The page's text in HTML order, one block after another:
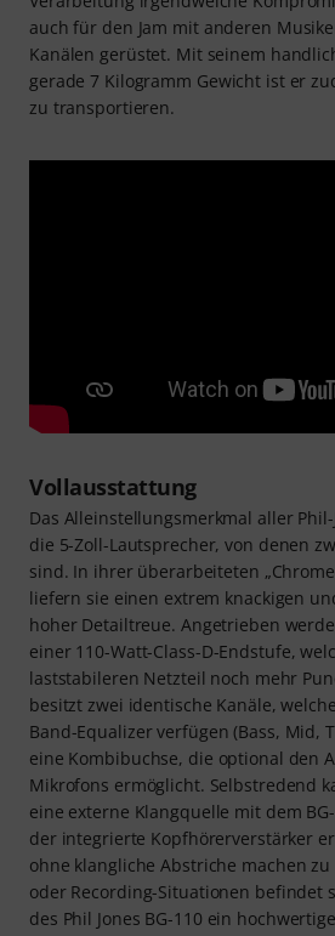
auch für den Jam mit anderen
Kanälen gerüstet. Mit seinem
gerade 7 Kilogramm Gewicht ist er
zu transportieren.
Vollausstattung
Das Alleinstellungsmerkmal aller
die 5-Zoll-Lautsprecher, von denen
sind. In ihrer überarbeiteten
liefern sie einen extrem knackigen
hoher Detailtreue. Angetrieben
einer 110-Watt-Class-D-Endstufe,
laststabileren Netzteil noch mehr
besitzt zwei identische Kanäle,
Band-Equalizer verfügen (Bass, Mid,
eine Kombibuchse, die optional den
Mikrofons ermöglicht. Selbstredend
eine externe Klangquelle mit dem
der integrierte Kopfhörerverstärker
ohne klangliche Abstriche machen zu
oder Recording-Situationen befindet
des Phil Jones BG-110 ein